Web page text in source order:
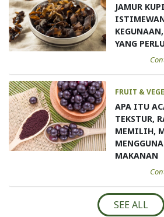
JAMUR
YANG
FRUIT &
APA ITU
TEKSTUR,
MEMILIH,
MAKANAN
SEE ALL